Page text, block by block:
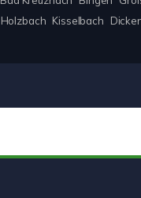
Holzbach Kisselbach